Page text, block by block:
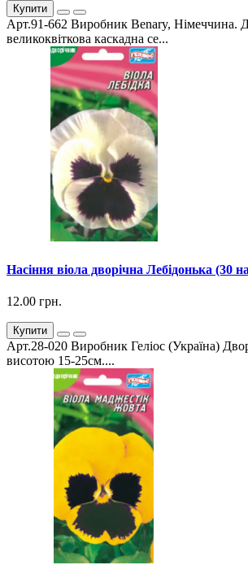
Купити
Арт.91-662 Виробник Benary, Німеччина.
великоквіткова каскадна се...
Насіння віола дворічна Лебідонька (30
12.00 грн.
Купити
Арт.28-020 Виробник Геліос (Україна)
висотою 15-25см....